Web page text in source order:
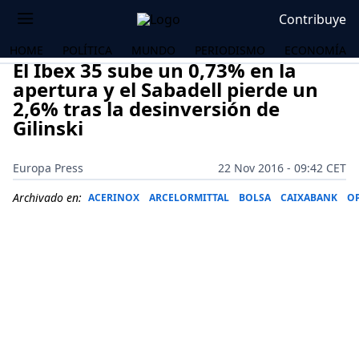
Contribuye
HOME POLÍTICA MUNDO PERIODISMO ECONOMÍA
El Ibex 35 sube un 0,73% en la
apertura y el Sabadell pierde un
2,6% tras la desinversión de
Gilinski
Europa Press
22 Nov 2016 - 09:42 CET
Archivado en: ACERINOX ARCELORMITTAL BOLSA CAIXABANK